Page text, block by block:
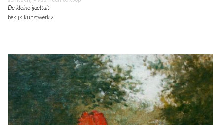
De kleine ijdeltuit
bekijk kunstwerk